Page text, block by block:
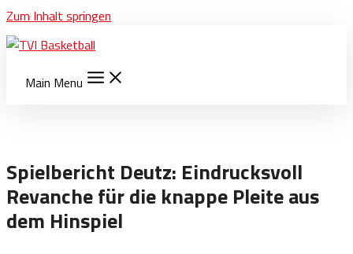
Zum Inhalt springen
Main Menu
Spielbericht Deutz: Eindrucksvoll
Revanche für die knappe Pleite aus
dem Hinspiel